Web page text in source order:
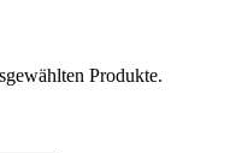
Produkte.